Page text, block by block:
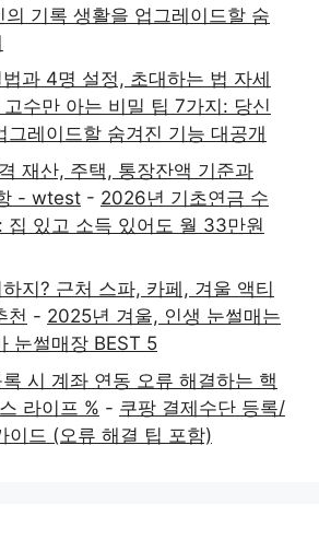
기록 생활을 업그레이드할 숨
과 4명 설정, 초대하는 법 자세
수만 아는 비밀 팁 7가지: 당신
그레이드할 숨겨진 기능 대공개
재산, 주택, 통장잔액 기준과
- wtest - 2026년 기초연금 수
집 있고 소득 있어도 월 33만원
지? 근처 스파, 카페, 겨울 액티
천 - 2025년 겨울, 인생 눈썰매는
눈썰매장 BEST 5
시 계좌 연동 오류 해결하는 핵
라이프 % - 쿠팡 결제수단 등록/
이드 (오류 해결 팁 포함)